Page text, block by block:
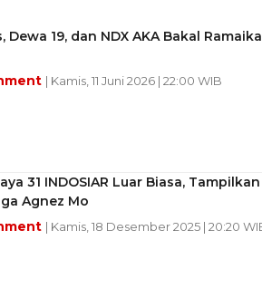
Dewa 19, dan NDX AKA Bakal
| Kamis, 11 Juni 2026 | 22:00 WIB
31 INDOSIAR Luar Biasa,
Agnez Mo
| Kamis, 18 Desember 2025 | 20:20